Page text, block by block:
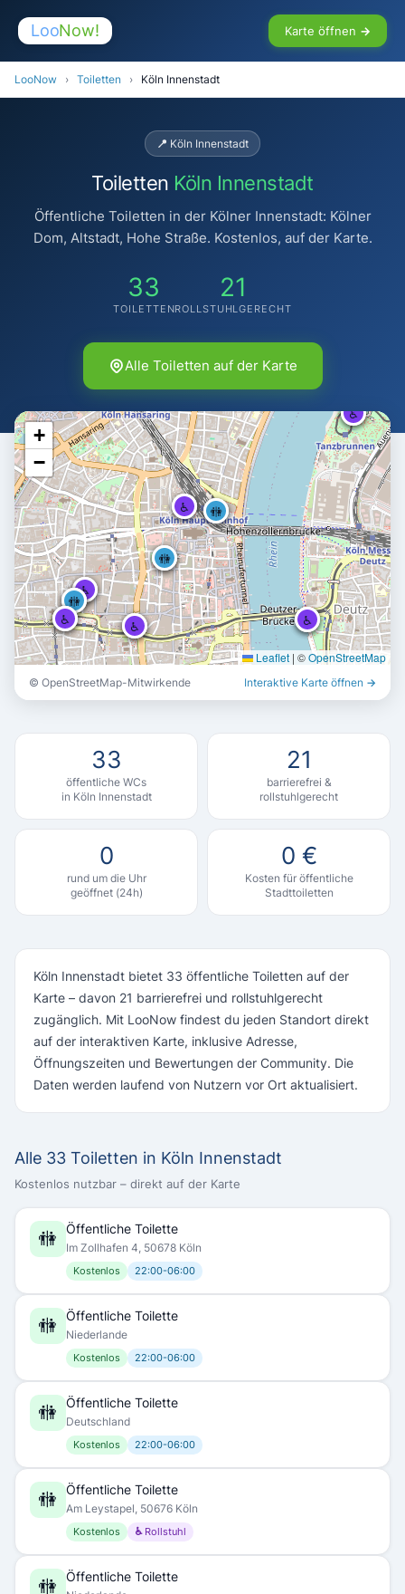
LooNow! Karte öffnen →
LooNow › Toiletten › Köln Innenstadt
📍 Köln Innenstadt
Toiletten Köln Innenstadt
Öffentliche Toiletten in der Kölner Innenstadt: Kölner
Dom, Altstadt, Hohe Straße. Kostenlos, auf der Karte.
33
TOILETTEN
21
ROLLSTUHLGERECHT
Alle Toiletten auf der Karte
♿
♿
♿
♿
♿
♿ ♿
♿
♿
♿
♿
♿
🚻
🚻
🚻
♿
♿
♿
🚻
🚻
🚻
🚻
🚻
🚻
♿
♿
♿
♿
♿
♿
+
−
Leaflet | ©OpenStreetMap
© OpenStreetMap-Mitwirkende Interaktive Karte öffnen →
33
öffentliche WCs
in Köln Innenstadt
21
barrierefrei &
rollstuhlgerecht
0
rund um die Uhr
geöffnet (24h)
0 €
Kosten für öffentliche
Stadttoiletten
Köln Innenstadt bietet 33 öffentliche Toiletten auf der
Karte – davon 21 barrierefrei und rollstuhlgerecht
zugänglich. Mit LooNow findest du jeden Standort direkt
auf der interaktiven Karte, inklusive Adresse,
Öffnungszeiten und Bewertungen der Community. Die
Daten werden laufend von Nutzern vor Ort aktualisiert.
Alle 33 Toiletten in Köln Innenstadt
Kostenlos nutzbar – direkt auf der Karte
🚻 Öffentliche Toilette
Im Zollhafen 4, 50678 Köln
Kostenlos 22:00-06:00
🚻 Öffentliche Toilette
Niederlande
Kostenlos 22:00-06:00
🚻 Öffentliche Toilette
Deutschland
Kostenlos 22:00-06:00
🚻 Öffentliche Toilette
Am Leystapel, 50676 Köln
Kostenlos ♿ Rollstuhl
🚻 Öffentliche Toilette